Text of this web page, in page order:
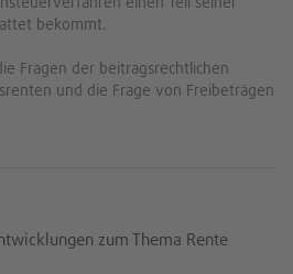
bekommt.
Fragen der beitragsrechtlichen
und die Frage von Freibeträgen
zum Thema Rente